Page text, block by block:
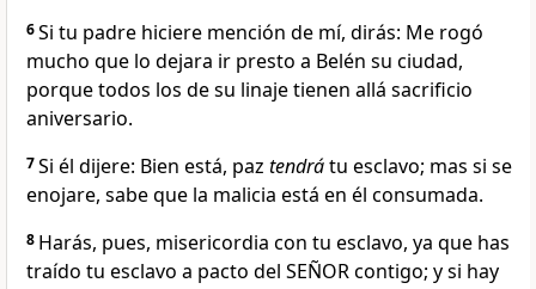
6Si tu padre hiciere mención de mí, dirás: Me rogó
mucho que lo dejara ir presto a Belén su ciudad,
porque todos los de su linaje tienen allá sacrificio
aniversario.
7Si él dijere: Bien está, paz tendrátu esclavo; mas si se
enojare, sabe que la malicia está en él consumada.
8 Harás, pues, misericordia con tu esclavo, ya que has
traído tu esclavo a pacto del SEÑOR contigo; y si hay